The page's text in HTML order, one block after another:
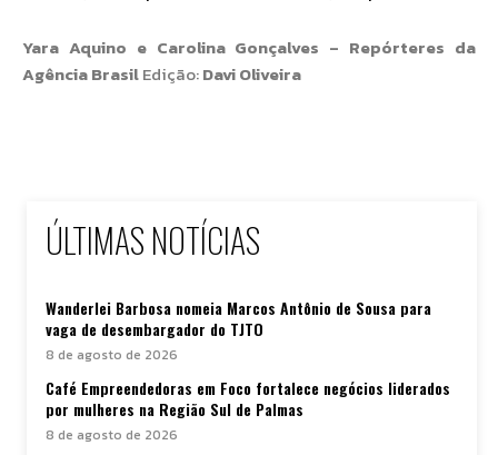
Yara Aquino e Carolina Gonçalves – Repórteres da
Agência BrasilEdição:Davi Oliveira
ÚLTIMAS NOTÍCIAS
Wanderlei Barbosa nomeia Marcos Antônio de Sousa para
vaga de desembargador do TJTO
8 de agosto de 2026
Café Empreendedoras em Foco fortalece negócios liderados
por mulheres na Região Sul de Palmas
8 de agosto de 2026